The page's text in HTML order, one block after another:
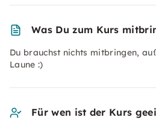
Was Du zum Kurs
Du brauchst nichts mitbringen,
Laune :)
Für wen ist der Kurs